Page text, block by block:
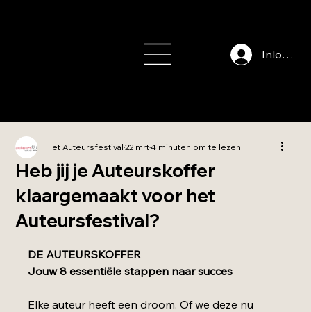
Inloggen
Heb jij je Auteurskoffer
klaargemaakt voor het
Auteursfestival?
Het Auteursfestival22 mrt4 minuten om te lezen
DE AUTEURSKOFFER
Jouw 8 essentiële stappen naar succes
Elke auteur heeft een droom. Of we deze nu